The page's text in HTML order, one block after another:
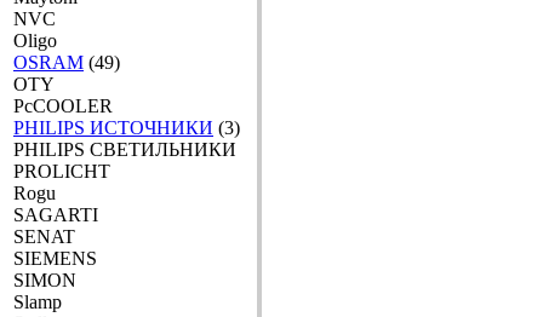
NVC
Oligo
OSRAM (49)
OTY
PcCOOLER
PHILIPS ИСТОЧНИКИ (3)
PHILIPS СВЕТИЛЬНИКИ
PROLICHT
Rogu
SAGARTI
SENAT
SIEMENS
SIMON
Slamp